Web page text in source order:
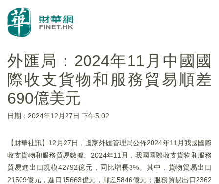
外匯局：2024年11月中國國
際收支貨物和服務貿易順差
690億美元
日期：2024年12月27日 下午5:02
【財華社訊】12月27日，國家外匯管理局公佈2024年11月我國國際
收支貨物和服務貿易數據。2024年11月，我國國際收支貨物和服務
貿易進出口規模42792億元，同比增長3%。其中，貨物貿易出口
21509億元，進口15663億元，順差5846億元；服務貿易出口2362